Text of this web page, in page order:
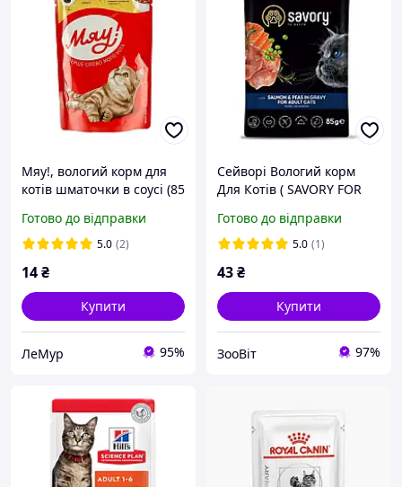
Мяу!, вологий корм для
котів шматочки в соусі (85
Готово до відправки
5.0 (2)
14₴
Купити
ЛеМур 95%
Сейворі Вологий корм
Для Котів ( SAVORY FOR
Повнораціонний , Від 12
Міс | 85 г Лосось,
Готово до відправки
5.0 (1)
43₴
Купити
ЗооВіт 97%